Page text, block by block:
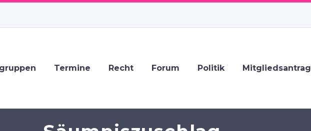
Termine Recht Forum Politik Mitgliedsantrag